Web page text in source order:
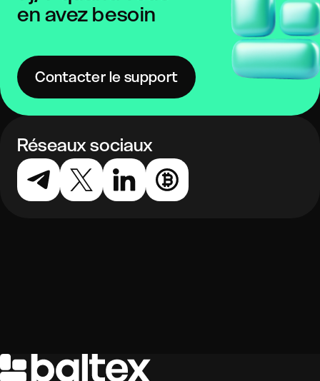
en avez besoin
Contacter le support
Réseaux sociaux